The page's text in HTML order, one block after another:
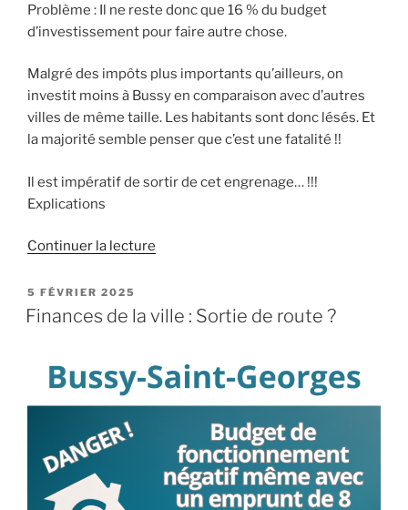
promotion
du
sport
professionnel
! »
Problème : Il ne reste donc que 16 % du budget
d’investissement pour faire autre chose.
Malgré des impôts plus importants qu’ailleurs, on
investit moins à Bussy en comparaison avec d’autres
villes de même taille. Les habitants sont donc lésés. Et
la majorité semble penser que c’est une fatalité !!
Il est impératif de sortir de cet engrenage… !!!
Explications
Continuer la lecture
service,
généraux…
passe
notre
argent
PUBLIÉ
LE
5 FÉVRIER 2025
Finances de la ville : Sortie de route ?